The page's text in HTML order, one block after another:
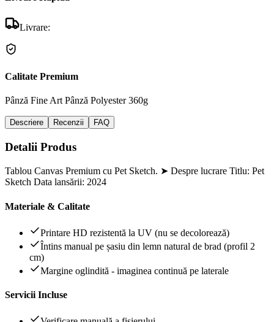
Livrare:
Calitate Premium
Pânză Fine Art Pânză Polyester 360g
Descriere Recenzii FAQ
Detalii Produs
Tablou Canvas Premium cu Pet Sketch. ➤ Despre lucrare Titlu: Pet
Sketch Data lansării: 2024
Materiale & Calitate
Printare HD rezistentă la UV (nu se decolorează)
Întins manual pe șasiu din lemn natural de brad (profil 2
cm)
Margine oglindită - imaginea continuă pe laterale
Servicii Incluse